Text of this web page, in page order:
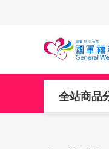
全站商品